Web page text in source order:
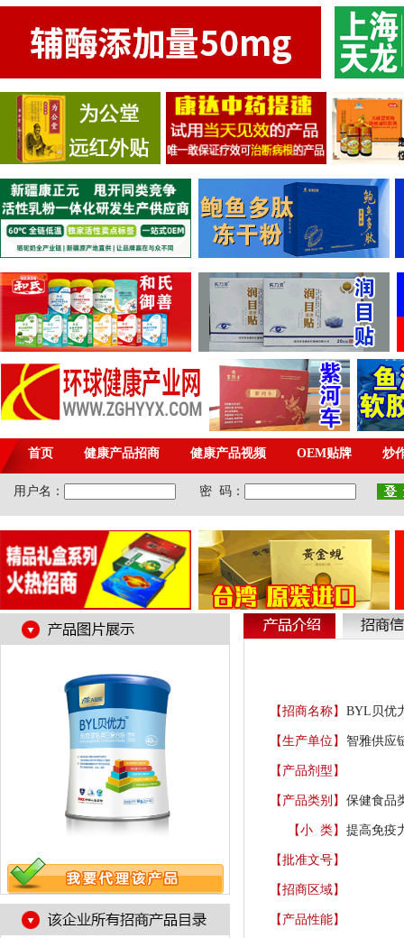
【招商名称】 BYL贝优
【生产单位】 智雅供应
【产品剂型】
【产品类别】 保健食品
【小 类】 提高免疫
【批准文号】
【招商区域】
【产品性能】